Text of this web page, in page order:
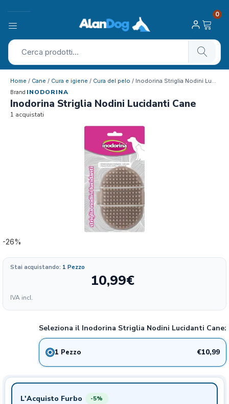
0
Home / Cane / Cura e igiene / Cura del pelo / Inodorina Striglia Nodini Lucidanti Cane
Brand INODORINA
Inodorina Striglia Nodini Lucidanti Cane
1 acquistati
-26%
Stai acquistando: 1 Pezzo
10,99€
IVA incl.
Seleziona il Inodorina Striglia Nodini Lucidanti Cane:
1 Pezzo €10,99
1 PEZZO 26% 10.99€
L'Acquisto Furbo -5%